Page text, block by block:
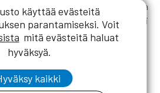
muistamisen voi maksaa
1564 13. Viestikenttään oma nimi
käyttää evästeitä
parantamiseksi. Voit
mitä evästeitä haluat
hyväksyä.
kaikki